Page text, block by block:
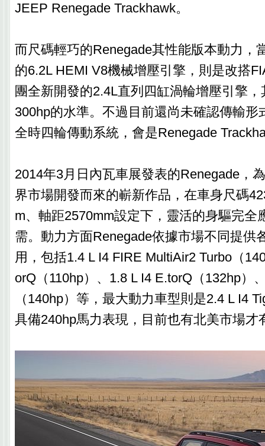
JEEP Renegade Trackhawk。
而尺碼輕巧的Renegade其性能版本動力，
的6.2L HEMI V8機械增壓引擎，則是改搭
團全新開發的2.4L直列四缸渦輪增壓引擎
300hp的水準。不過目前還尚未確認傳輸形
全時四輪傳動系統，會是Renegade
2014年3月日內瓦車展發表的Renegade，
界市場開發而來的嶄新作品，在車身尺碼
m、軸距2570mm設定下，靈活的身驅完全
需。動力方面Renegade依據市場不同提供
用，包括1.4 L I4 FIRE MultiAir2 Turbo（
orQ（110hp）、1.8 L I4 E.torQ（132hp）
（140hp）等，最大動力車型則是2.4 L I4
具備240hp馬力表現，目前也有北美市場才